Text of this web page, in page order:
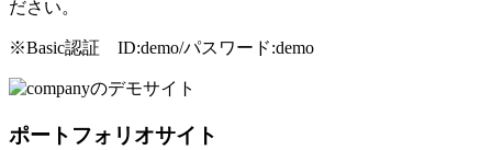
ださい。
※Basic認証 ID:demo/パスワード:demo
ポートフォリオサイト